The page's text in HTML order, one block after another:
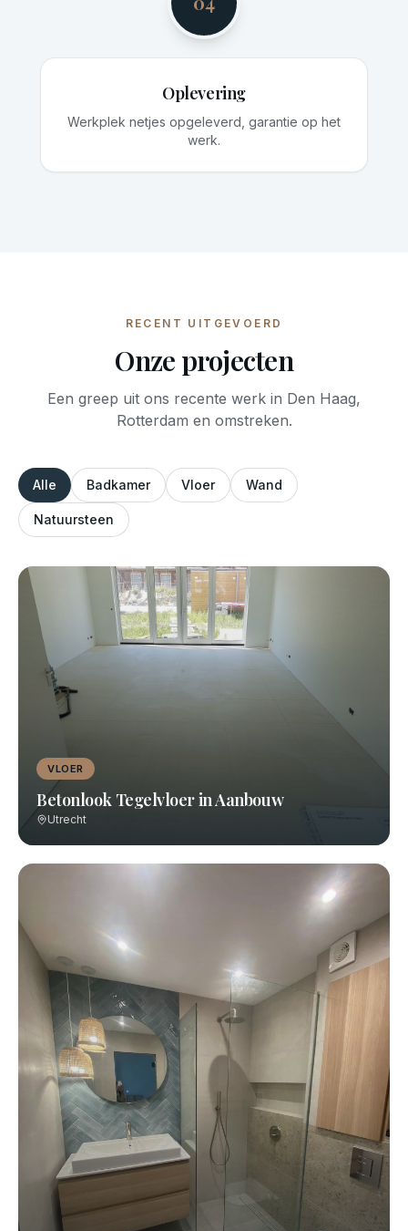
Oplevering
Werkplek netjes opgeleverd, garantie op het
werk.
RECENT UITGEVOERD
Onze projecten
Een greep uit ons recente werk in Den Haag,
Rotterdam en omstreken.
Alle Badkamer Vloer Wand
Natuursteen
VLOER
Betonlook Tegelvloer in Aanbouw
Utrecht